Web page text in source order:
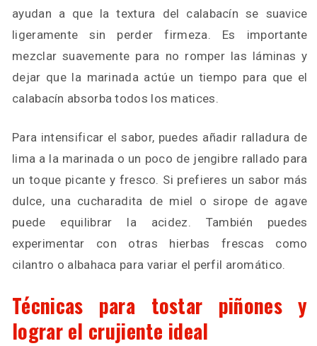
ayudan a que la textura del calabacín se suavice
ligeramente sin perder firmeza. Es importante
mezclar suavemente para no romper las láminas y
dejar que la marinada actúe un tiempo para que el
calabacín absorba todos los matices.
Para intensificar el sabor, puedes añadir ralladura de
lima a la marinada o un poco de jengibre rallado para
un toque picante y fresco. Si prefieres un sabor más
dulce, una cucharadita de miel o sirope de agave
puede equilibrar la acidez. También puedes
experimentar con otras hierbas frescas como
cilantro o albahaca para variar el perfil aromático.
Técnicas para tostar piñones y
lograr el crujiente ideal